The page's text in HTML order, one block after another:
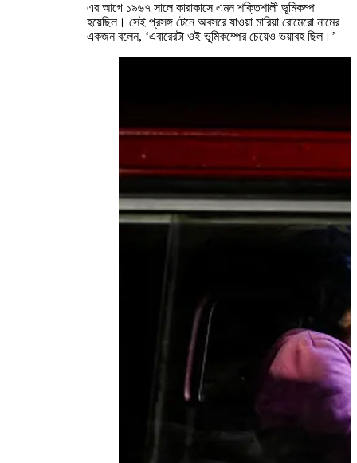
এর আগে ১৯৬৭ সালে কারাকাসে এমন শক্তিশালী ভূমিকম্প
হয়েছিল। সেই প্রসঙ্গ টেনে অবসরে যাওয়া মারিয়া রোমেরো নামের
একজন বলেন, ‘এবারেরটা ওই ভূমিকম্পের চেয়েও ভয়াবহ ছিল।’